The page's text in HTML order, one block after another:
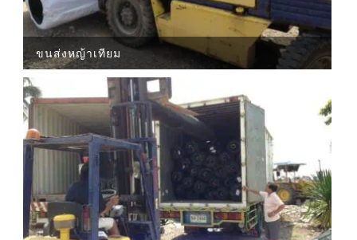
ขนส่งหญ้าเทียม